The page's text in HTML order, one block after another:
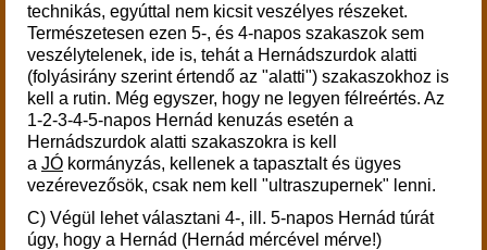
technikás, egyúttal nem kicsit veszélyes részeket.
Természetesen ezen 5-, és 4-napos szakaszok sem
veszélytelenek, ide is, tehát a Hernádszurdok alatti
(folyásirány szerint értendő az "alatti") szakaszokhoz is
kell a rutin. Még egyszer, hogy ne legyen félreértés. Az
1-2-3-4-5-napos Hernád kenuzás esetén a
Hernádszurdok alatti szakaszokra is kell
a JÓ kormányzás, kellenek a tapasztalt és ügyes
vezérevezősök, csak nem kell "ultraszupernek" lenni.
C) Végül lehet választani 4-, ill. 5-napos Hernád túrát
úgy, hogy a Hernád (Hernád mércével mérve!)